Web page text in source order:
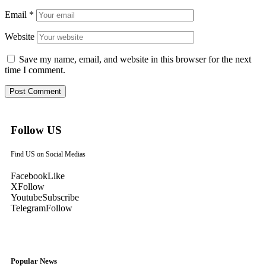
Email *
Website
Save my name, email, and website in this browser for the next
time I comment.
Follow US
Find US on Social Medias
FacebookLike
XFollow
YoutubeSubscribe
TelegramFollow
Popular News